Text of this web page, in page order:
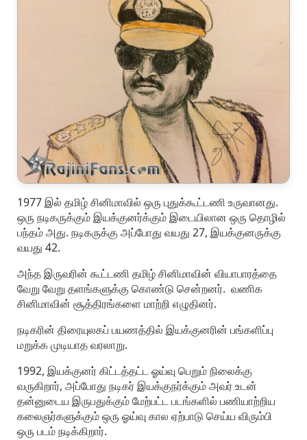
1977 இல் தமிழ் சினிமாவில் ஒரு புதுக்கூட்டணி உருவானது.
ஒரு நடிகருக்கும் இயக்குனர்க்கும் இடையிலான ஒரு தொழில்
பந்தம் அது. நடிகருக்கு அப்போது வயது 27, இயக்குனருக்கு
வயது 42.
அந்த இருவரின் கூட்டணி தமிழ் சினிமாவின் வியாபாரத்தை
வேறு வேறு தளங்களுக்கு கொண்டு சென்றனர். வணிக
சினிமாவின் சூத்திரங்களை மாற்றி எழுதினர்.
நடிகரின் திரையுலகப் பயணத்தில் இயக்குனரின் பங்களிப்பு
மறுக்க முடியாத வரலாறு.
1992, இயக்குனர் கிட்டத்தட்ட ஓய்வு பெறும் நிலைக்கு
வருகிறார், அப்போது நடிகர் இயக்குநர்க்கும் அவர் உடன்
தன்னுடைய இருபதுக்கும் மேற்பட்ட படங்களில் பணியாற்றிய
கலைஞர்களுக்கும் ஒரு ஓய்வு கால ஏற்பாடு செய்ய விரும்பி
ஒரு படம் நடிக்கிறார்.